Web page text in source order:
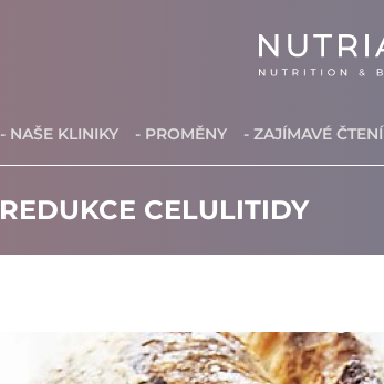
- NAŠE KLINIKY - PROMĚNY - ZAJÍMAVÉ ČTENÍ
REDUKCE CELULITIDY